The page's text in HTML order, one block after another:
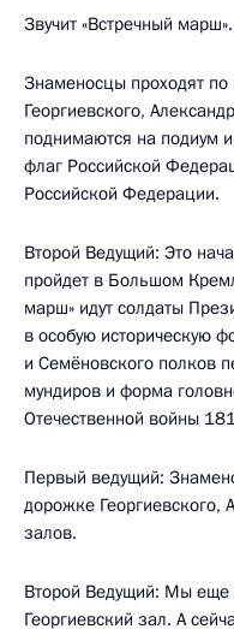
Звучит «Встречный марш».
Знаменосцы проходят
Георгиевского,
поднимаются на подиум
флаг Российской
Российской Федерации.
Второй Ведущий: Это
пройдет в Большом
марш» идут солдаты
в особую историческую
и Семёновского полков
мундиров и форма
Отечественной войны
Первый ведущий:
дорожке Георгиевского,
залов.
Второй Ведущий: Мы еще
Георгиевский зал. А